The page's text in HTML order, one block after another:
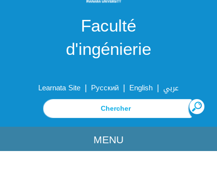
Faculté
d'ingénierie
Learnata Site | Русский | English | عربي
MENU